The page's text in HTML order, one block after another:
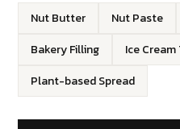
Nut Butter Nut Paste
Bakery Filling
Ice
Plant-based Spread